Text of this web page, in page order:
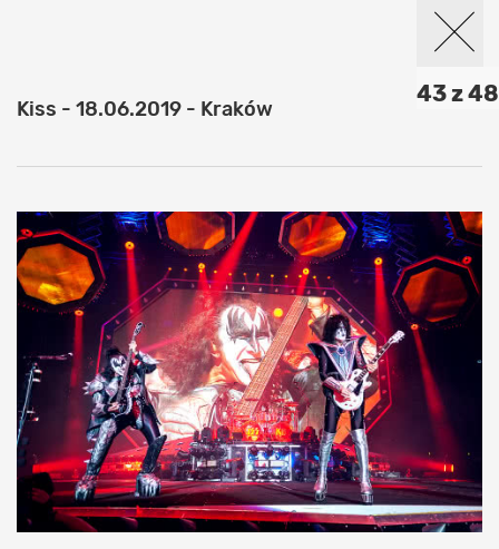
43 z 48
Kiss - 18.06.2019 - Kraków